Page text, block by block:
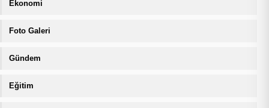
Ekonomi
Foto Galeri
Gündem
Eğitim